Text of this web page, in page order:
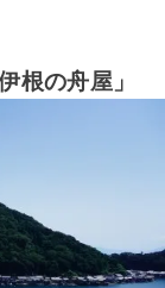
根の舟屋」